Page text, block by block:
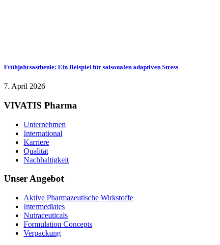
Frühjahrsasthenie: Ein Beispiel für saisonalen adaptiven Stress
7. April 2026
VIVATIS Pharma
Unternehmen
International
Karriere
Qualität
Nachhaltigkeit
Unser Angebot
Aktive Pharmazeutische Wirkstoffe
Intermediates
Nutraceuticals
Formulation Concepts
Verpackung